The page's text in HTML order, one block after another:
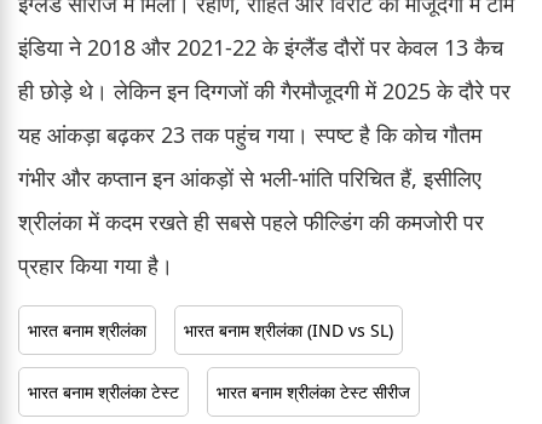
इंडिया ने 2018 और 2021-22 के इंग्लैंड दौरों पर केवल 13 कैच
ही छोड़े थे। लेकिन इन दिग्गजों की गैरमौजूदगी में 2025 के दौरे पर
यह आंकड़ा बढ़कर 23 तक पहुंच गया। स्पष्ट है कि कोच गौतम
गंभीर और कप्तान इन आंकड़ों से भली-भांति परिचित हैं, इसीलिए
श्रीलंका में कदम रखते ही सबसे पहले फील्डिंग की कमजोरी पर
प्रहार किया गया है।
भारत बनाम श्रीलंका भारत बनाम श्रीलंका (IND vs SL)
भारत बनाम श्रीलंका टेस्ट भारत बनाम श्रीलंका टेस्ट सीरीज